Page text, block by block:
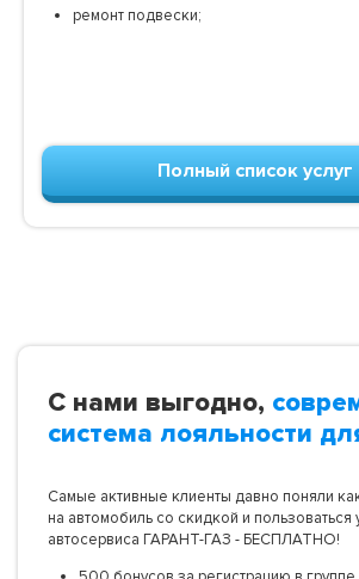
ремонт подвески;
Полный список услуг
С нами выгодно,
система лояльности
Самые активные клиенты давно поняли как
на автомобиль со скидкой и пользоваться
автосервиса ГАРАНТ-ГАЗ - БЕСПЛАТНО!